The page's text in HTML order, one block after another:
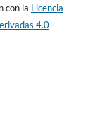
con la Licencia
4.0